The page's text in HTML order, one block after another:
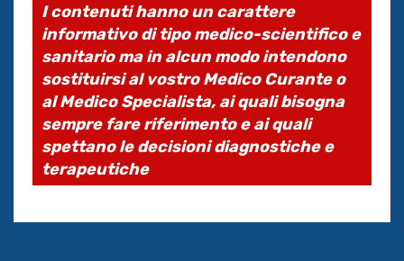
I contenuti hanno un carattere
informativo di tipo medico-scientifico e
sanitario ma in alcun modo intendono
sostituirsi al vostro Medico Curante o
al Medico Specialista, ai quali bisogna
sempre fare riferimento e ai quali
spettano le decisioni diagnostiche e
terapeutiche